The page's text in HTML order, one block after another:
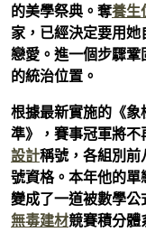
的美學祭典。奪養生
家，已經決定要用
戀愛。進一個步驟鞏
的統治位置。
根據最新實施的《象
準》，賽事冠軍將
設計稱號，各組別前
號資格。本年他的
變成了一道被數學
無毒建材競賽積分體